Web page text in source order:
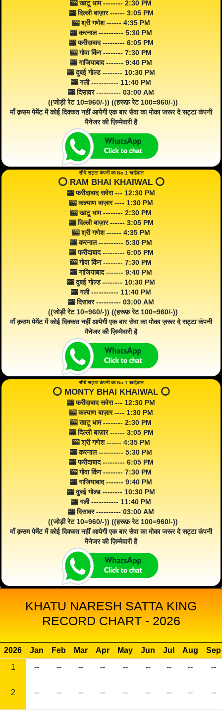
🎰 खाटू धाम -------- 2:30 PM
🎰 दिल्ली बाज़ार ------ 3:05 PM
🎰 श्री गणेश ------ 4:35 PM
🎰 करनाल ---------- 5:30 PM
🎰 फरीदाबाद --------- 6:05 PM
🎰 गोवा किंग -------- 7:30 PM
🎰 गाजियाबाद ------- 9:40 PM
🎰 दुबई गोल्ड -------- 10:30 PM
🎰 गली ----------- 11:40 PM
🎰 दिसावर ---------- 03:00 AM
((जोड़ी रेट 10=960/-)) ((हरूफ़ रेट 100=960/-))
माँ क़सम पेमेंट में कोई दिक्कत नहीं आयेगी एक बार सेवा का मोका जरूर दे सट्टा कंपनी
मैनेजर की ज़िम्मेवारी है
सीधे सट्टा कंपनी का No 1 खाईवाल
⭕️ RAM BHAI KHAIWAL ⭕️
🎰 फरीदाबाद सवेरा --- 12:30 PM
🎰 कल्याण बाज़ार ---- 1:30 PM
🎰 खाटू धाम -------- 2:30 PM
🎰 दिल्ली बाज़ार ------ 3:05 PM
🎰 श्री गणेश ------ 4:35 PM
🎰 करनाल ---------- 5:30 PM
🎰 फरीदाबाद --------- 6:05 PM
🎰 गोवा किंग -------- 7:30 PM
🎰 गाजियाबाद ------- 9:40 PM
🎰 दुबई गोल्ड -------- 10:30 PM
🎰 गली ----------- 11:40 PM
🎰 दिसावर ---------- 03:00 AM
((जोड़ी रेट 10=960/-)) ((हरूफ़ रेट 100=960/-))
माँ क़सम पेमेंट में कोई दिक्कत नहीं आयेगी एक बार सेवा का मोका ज़रूर दे सट्टा कंपनी
मैनेजर की ज़िम्मेवारी है
सीधे सट्टा कंपनी का No 1 खाईवाल
⭕️ MONTY BHAI KHAIWAL ⭕️
🎰 फरीदाबाद सवेरा --- 12:30 PM
🎰 कल्याण बाज़ार ---- 1:30 PM
🎰 खाटू धाम -------- 2:30 PM
🎰 दिल्ली बाज़ार ------ 3:05 PM
🎰 श्री गणेश ------ 4:35 PM
🎰 करनाल ---------- 5:30 PM
🎰 फरीदाबाद --------- 6:05 PM
🎰 गोवा किंग -------- 7:30 PM
🎰 गाजियाबाद ------- 9:40 PM
🎰 दुबई गोल्ड -------- 10:30 PM
🎰 गली ----------- 11:40 PM
🎰 दिसावर ---------- 03:00 AM
((जोड़ी रेट 10=960/-)) ((हरूफ़ रेट 100=960/-))
माँ क़सम पेमेंट में कोई दिक्कत नहीं आयेगी एक बार सेवा का मोका जरूर दे सट्टा कंपनी
मैनेजर की ज़िम्मेवारी है
KHATU NARESH SATTA KING
RECORD CHART - 2026
2026 Jan Feb Mar Apr May Jun Jul Aug
Sep
1
-- -- -- -- -- -- -- -- --
2 -- -- -- -- -- -- -- -- --